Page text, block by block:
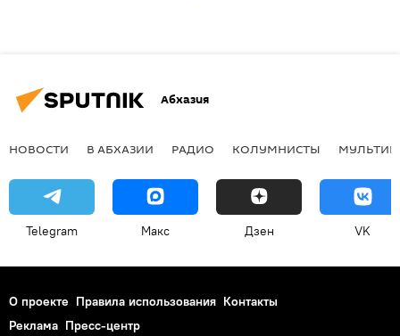
Абхазия
НОВОСТИ В АБХАЗИИ РАДИО КОЛУМНИСТЫ
Telegram Макс Дзен VK
О проекте Правила использования Контакты
Реклама Пресс-центр